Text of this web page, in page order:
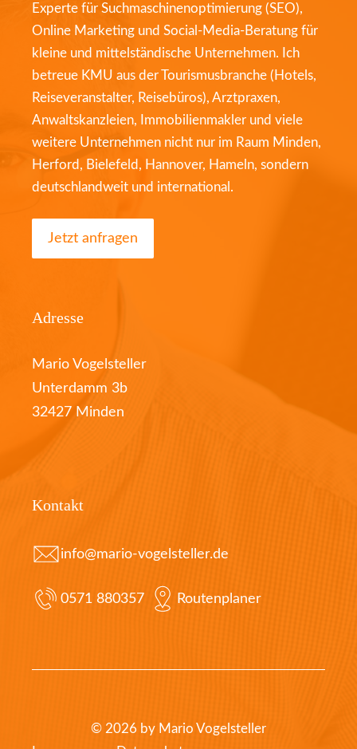
Experte für Suchmaschinenoptimierung (SEO),
Online Marketing und Social-Media-Beratung für
kleine und mittelständische Unternehmen. Ich
betreue KMU aus der Tourismusbranche (Hotels,
Reiseveranstalter, Reisebüros), Arztpraxen,
Anwaltskanzleien, Immobilienmakler und viele
weitere Unternehmen nicht nur im Raum Minden,
Herford, Bielefeld, Hannover, Hameln, sondern
deutschlandweit und international.
Jetzt anfragen
Adresse
Mario Vogelsteller
Unterdamm 3b
32427 Minden
Kontakt
info@mario-vogelsteller.de
0571 880357 Routenplaner
© 2026 by Mario Vogelsteller